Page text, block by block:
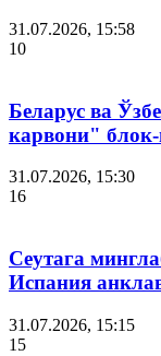
31.07.2026, 15:58
10
Беларус ва
карвони" блок-
31.07.2026, 15:30
16
Сеутага
Испания
31.07.2026, 15:15
15